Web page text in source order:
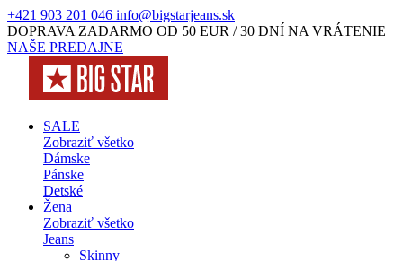
+421 903 201 046 info@bigstarjeans.sk
DOPRAVA ZADARMO OD 50 EUR / 30 DNÍ NA VRÁTENIE
NAŠE PREDAJNE
SALE
Zobraziť všetko
Dámske
Pánske
Detské
Žena
Zobraziť všetko
Jeans
Skinny